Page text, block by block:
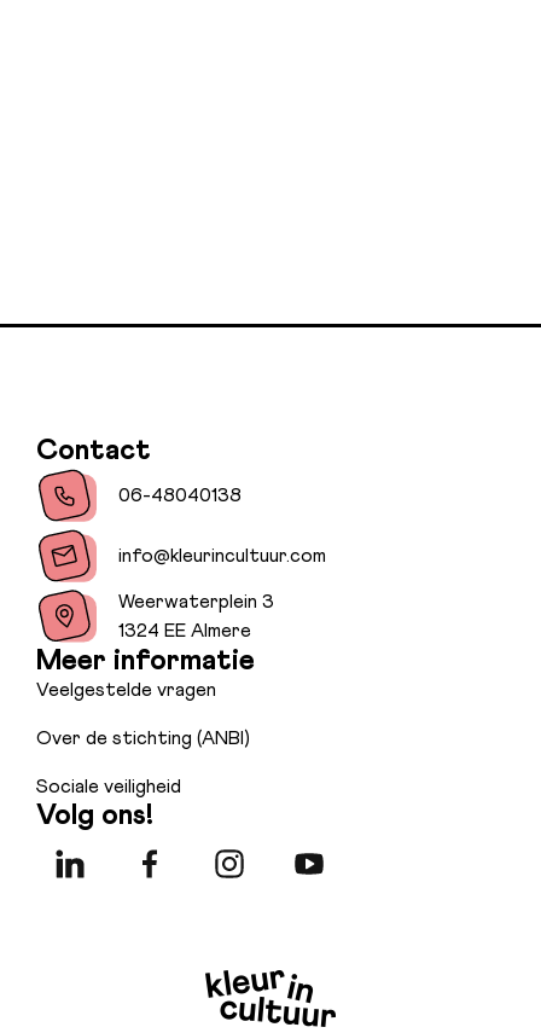
Contact
06-48040138
info@kleurincultuur.com
Weerwaterplein 3
1324 EE Almere
Meer informatie
Veelgestelde vragen
Over de stichting (ANBI)
Sociale veiligheid
Volg ons!